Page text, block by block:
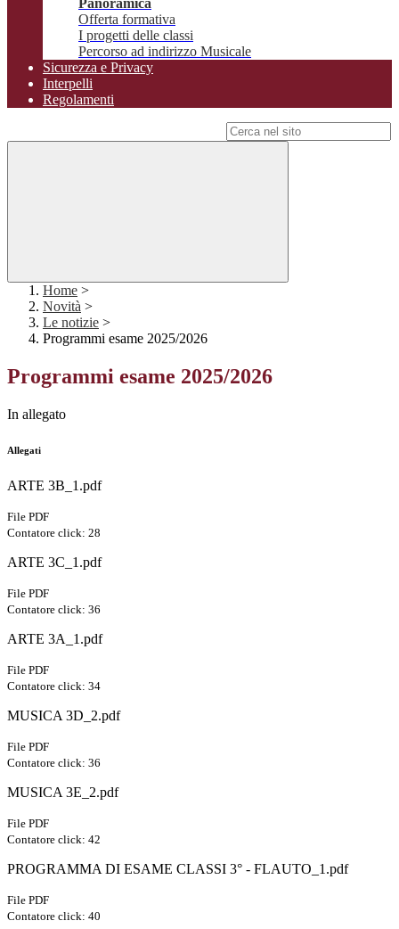
Panoramica
Offerta formativa
I progetti delle classi
Percorso ad indirizzo Musicale
Sicurezza e Privacy
Interpelli
Regolamenti
Home >
Novità >
Le notizie >
Programmi esame 2025/2026
Programmi esame 2025/2026
In allegato
Allegati
ARTE 3B_1.pdf
File PDF
Contatore click: 28
ARTE 3C_1.pdf
File PDF
Contatore click: 36
ARTE 3A_1.pdf
File PDF
Contatore click: 34
MUSICA 3D_2.pdf
File PDF
Contatore click: 36
MUSICA 3E_2.pdf
File PDF
Contatore click: 42
PROGRAMMA DI ESAME CLASSI 3° - FLAUTO_1.pdf
File PDF
Contatore click: 40